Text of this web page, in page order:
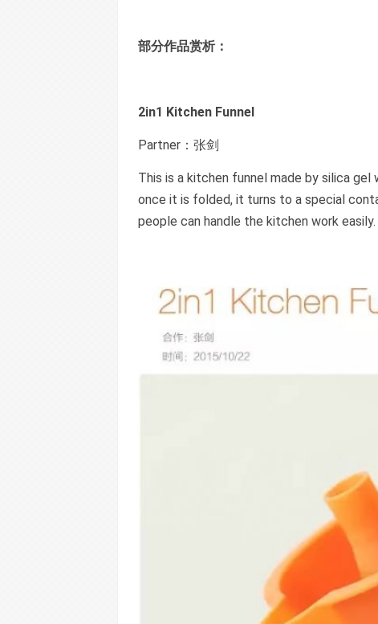
部分作品赏析：
2in1 Kitchen Funnel
Partner：张剑
This is a kitchen funnel made by silica
once it is folded, it turns to a special
people can handle the kitchen work easily.